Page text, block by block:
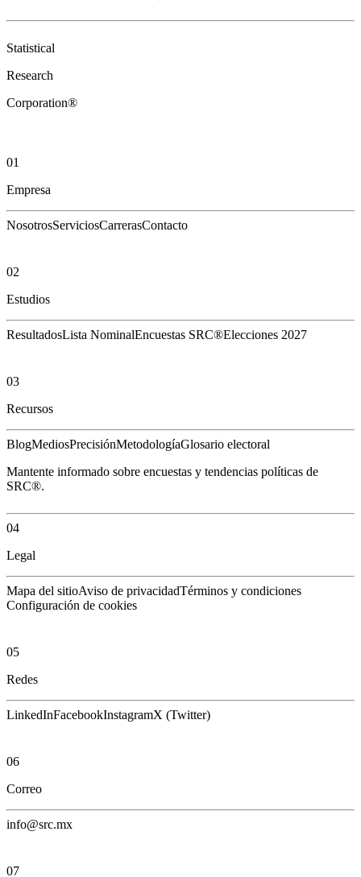
Statistical
Research
Corporation®
01
Empresa
NosotrosServiciosCarrerasContacto
02
Estudios
ResultadosLista NominalEncuestas SRC®Elecciones 2027
03
Recursos
BlogMediosPrecisiónMetodologíaGlosario electoral
Mantente informado sobre encuestas y tendencias políticas de
SRC®.
04
Legal
Mapa del sitioAviso de privacidadTérminos y condiciones
Configuración de cookies
05
Redes
LinkedInFacebookInstagramX (Twitter)
06
Correo
info@src.mx
07